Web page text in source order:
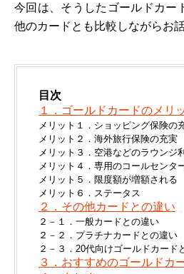
今回は、そうしたゴールドカー
他のカードとも比較しながらお
目次
１．ゴールドカードのメリ
メリット１．ショッピング保険の
メリット２．海外旅行保険の充実
メリット３．空港などのラウンジ
メリット４．専用のコールセンタ
メリット５．限度額が増額される
メリット６．ステータス
２．その他カードとの違い
２－１．一般カードとの違い
２－２．プラチナカードとの違い
２－３．20代向けゴールドカード
３．おすすめのゴールドカ